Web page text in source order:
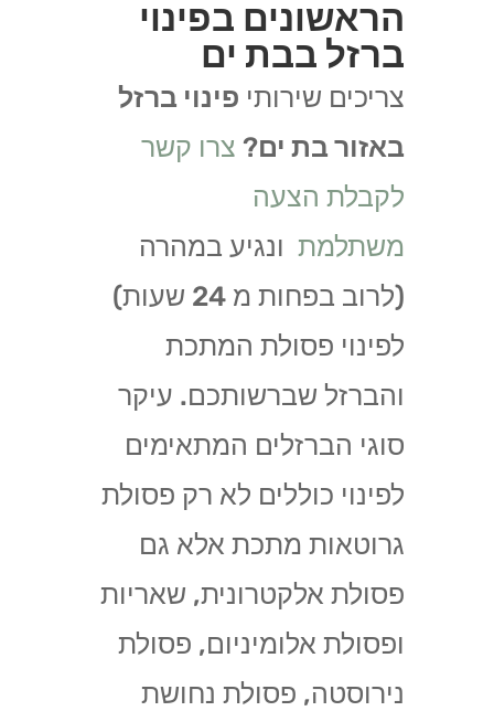
הראשונים בפינוי
ברזל בבת ים
צריכים שירותי פינוי ברזל
באזור בת ים? צרו קשר
לקבלת הצעה
משתלמתונגיע במהרה
(לרוב בפחות מ 24 שעות)
לפינוי פסולת המתכת
והברזל שברשותכם. עיקר
סוגי הברזלים המתאימים
לפינוי כוללים לא רק פסולת
גרוטאות מתכת אלא גם
פסולת אלקטרונית, שאריות
ופסולת אלומיניום, פסולת
נירוסטה, פסולת נחושת